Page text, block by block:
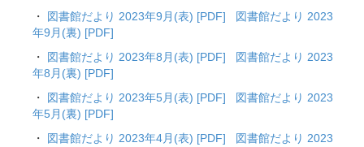
・
図書館だより 2023年9月(表) [PDF]
図書館だより 2023
年9月(裏) [PDF]
・
図書館だより 2023年8月(表) [PDF]
図書館だより 2023
年8月(裏) [PDF]
・
図書館だより 2023年5月(表) [PDF]
図書館だより 2023
年5月(裏) [PDF]
・
図書館だより 2023年4月(表) [PDF]
図書館だより 2023